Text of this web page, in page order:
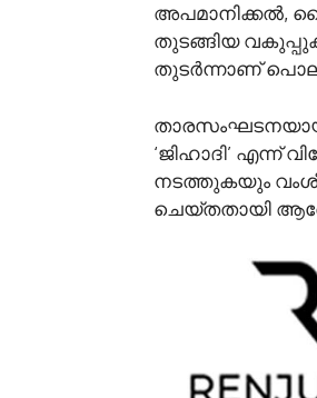
അപമാനിക്കൽ,
തുടങ്ങിയ
തുടർന്നാണ്
താരസംഘടനയായ
‘ജിഹാദി’ എന്ന്
നടത്തുകയും
ചെയ്തതായി